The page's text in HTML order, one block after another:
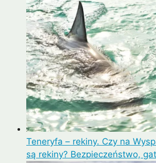
Teneryfa – rekiny. Czy na
są rekiny? Bezpieczeństwo,